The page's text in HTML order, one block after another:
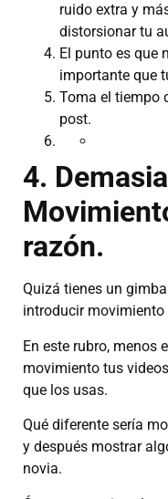
ruido extra y
distorsionar tu
El punto es que
importante que
Toma el tiempo
post.
4.
razón.
Quizá tienes un
introducir
En este rubro, menos
movimiento tus
que los usas.
Qué diferente sería
y después mostrar
novia.